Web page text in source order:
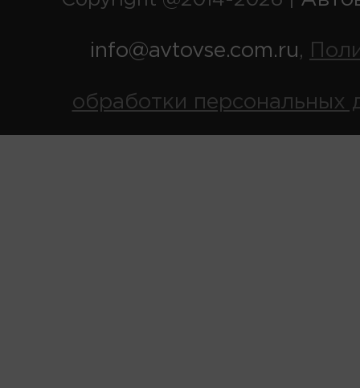
info@avtovse.com.ru,
обработки персональных